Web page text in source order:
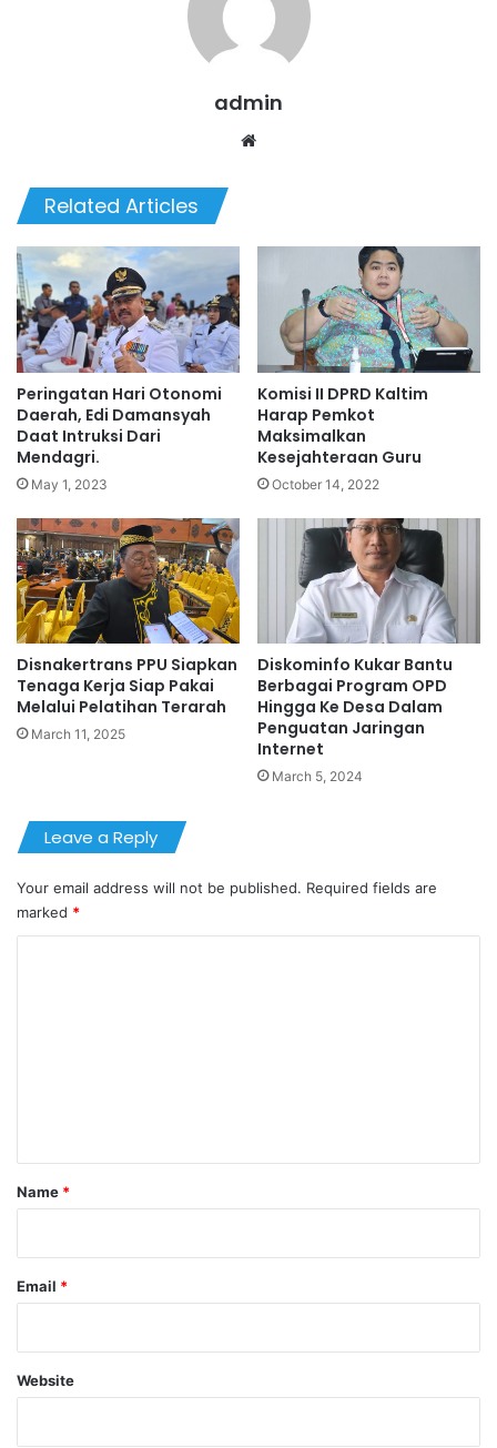
admin
Related Articles
Peringatan Hari Otonomi
Daerah, Edi Damansyah
Daat Intruksi Dari
Mendagri.
May 1, 2023
Komisi II DPRD Kaltim
Harap Pemkot
Maksimalkan
Kesejahteraan Guru
October 14, 2022
Disnakertrans PPU Siapkan
Tenaga Kerja Siap Pakai
Melalui Pelatihan Terarah
March 11, 2025
Diskominfo Kukar Bantu
Berbagai Program OPD
Hingga Ke Desa Dalam
Penguatan Jaringan
Internet
March 5, 2024
Leave a Reply
Your email address will not be published. Required fields are
marked *
*
Name *
Email *
Website